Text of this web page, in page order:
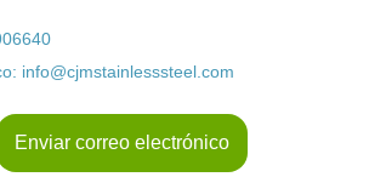
info@cjmstainlesssteel.com
Enviar correo electrónico